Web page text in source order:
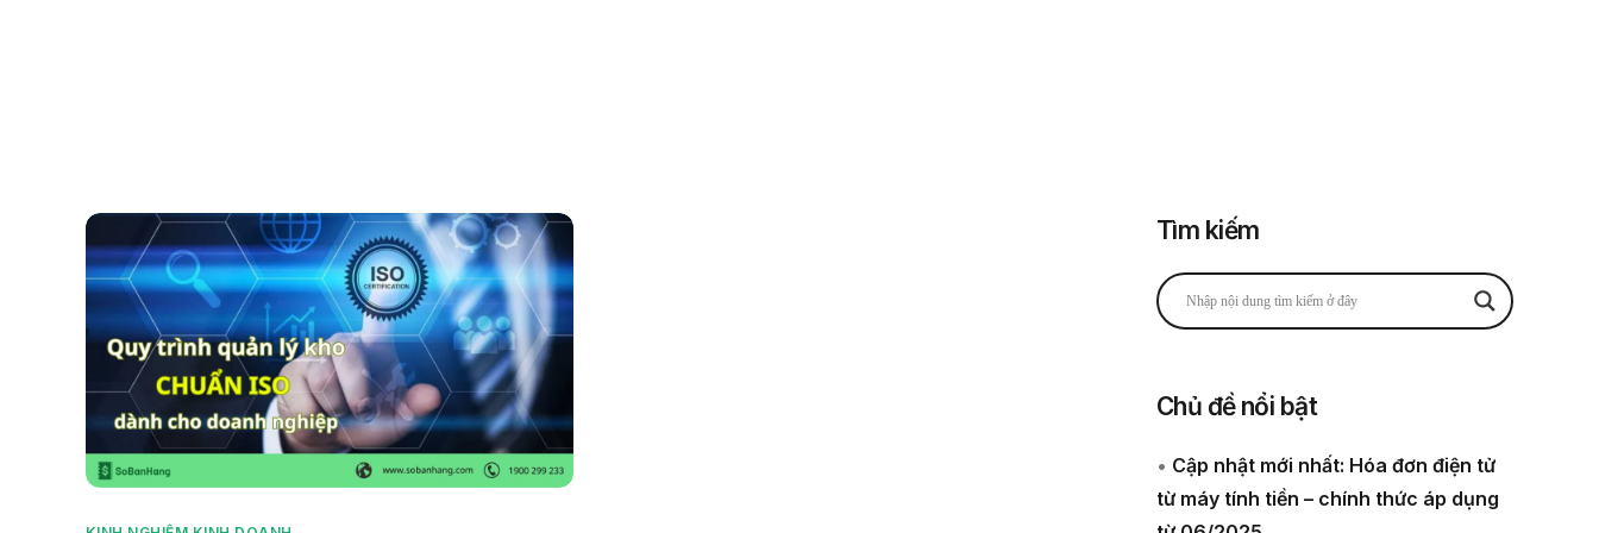
Tìm kiếm
Chủ đề nổi bật
• Cập nhật mới nhất: Hóa đơn điện tử
từ máy tính tiền – chính thức áp dụng